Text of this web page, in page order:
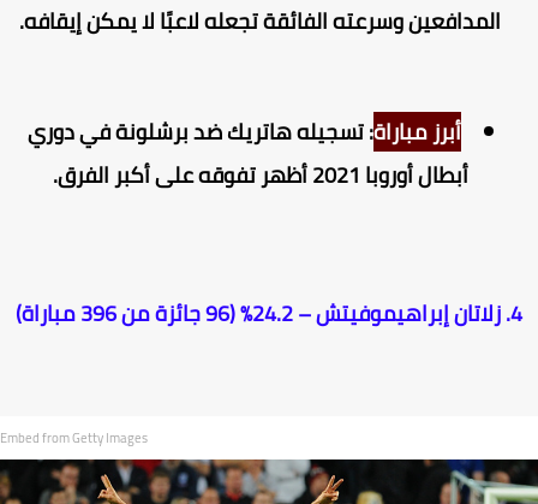
المدافعين وسرعته الفائقة تجعله لاعبًا لا يمكن إيقافه.
أبرز مباراة: تسجيله هاتريك ضد برشلونة في دوري
أبطال أوروبا 2021 أظهر تفوقه على أكبر الفرق.
Embed from Getty Images